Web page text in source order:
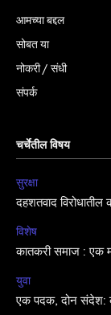
आमच्या बद्दल
सोबत या
नोकरी / संधी
संपर्क
चर्चेतील विषय
सुरक्षा
दहशतवाद
विशेष
कातकरी समाज : एक
युवा
एक पदक, दोन संदेश: